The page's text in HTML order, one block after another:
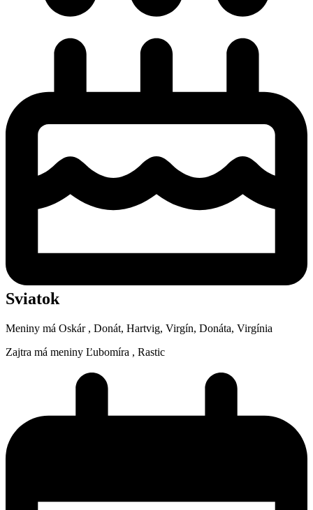
Sviatok
Meniny má Oskár , Donát, Hartvig, Virgín, Donáta, Virgínia
Zajtra má meniny Ľubomíra , Rastic